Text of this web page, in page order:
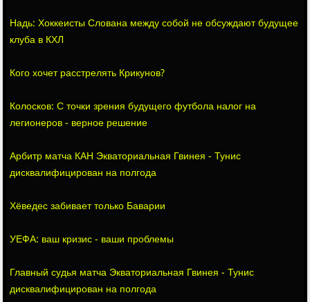
Надь: Хоккеисты Слована между собой не обсуждают будущее
клуба в КХЛ
Кого хочет расстрелять Крикунов?
Колосков: C точки зрения будущего футбола налог на
легионеров - верное решение
Арбитр матча КАН Экваториальная Гвинея - Тунис
дисквалифицирован на полгода
Хёведес забивает только Баварии
УЕФА: ваш кризис - ваши проблемы
Главный судья матча Экваториальная Гвинея - Тунис
дисквалифицирован на полгода